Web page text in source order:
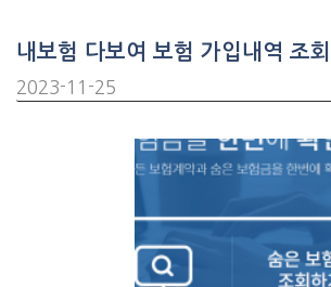
내보험 다보여 보험 가입내역 조회
2023-11-25